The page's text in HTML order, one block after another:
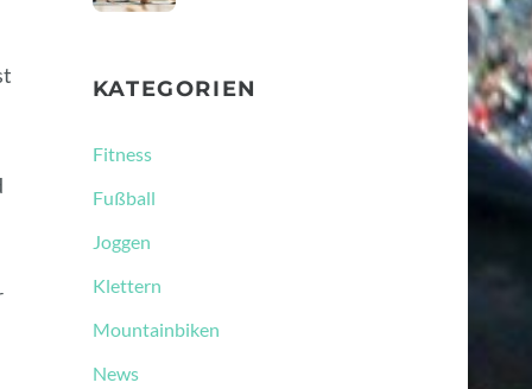
KATEGORIEN
Fitness
Fußball
Joggen
Klettern
Mountainbiken
News